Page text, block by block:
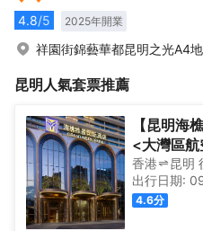
4.8/5 2025年開業
祥園街錦藝華都昆明之光A4
昆明 人氣套票推薦
【昆明海
<大灣區
香港 昆明
出行日期:
4.6分